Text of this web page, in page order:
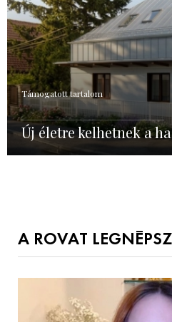
Támogatott tartalom
Új életre kelhetnek a
A ROVAT